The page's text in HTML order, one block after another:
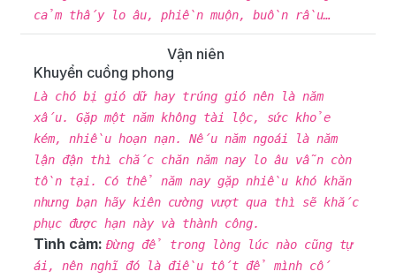
cảm thấy lo âu, phiền muộn, buồn rầu…
Vận niên
Khuyển cuồng phong
Là chó bị gió dữ hay trúng gió nên là năm
xấu. Gặp một năm không tài lộc, sức khỏe
kém, nhiều hoạn nạn. Nếu năm ngoái là năm
lận đận thì chắc chăn năm nay lo âu vẫn còn
tồn tại. Có thể năm nay gặp nhiều khó khăn
nhưng bạn hãy kiên cường vượt qua thì sẽ khắc
phục được hạn này và thành công.
Tình cảm: Đừng để trong lòng lúc nào cũng tự
ái, nên nghĩ đó là điều tốt để mình cố